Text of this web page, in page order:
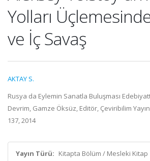
Yolları
ve İç Savaş
AKTAY S.
Rusya da Eylemin Sanatla Buluşması
Devrim, Gamze Öksüz, Editör, Çeviribilim
137, 2014
Yayın Türü: Kitapta Bölüm / Mesleki Kitap